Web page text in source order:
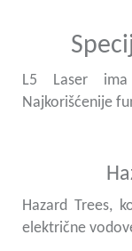
L5 Laser
Najkorišćenije
Hazard Trees,
električne